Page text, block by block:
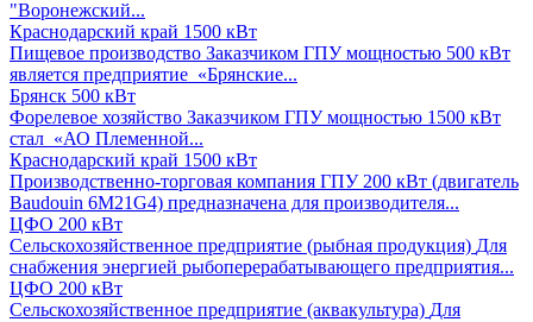
"Воронежский...
Краснодарский край 1500 кВт
Пищевое производство Заказчиком ГПУ мощностью 500 кВт
является предприятие «Брянские...
Брянск 500 кВт
Форелевое хозяйство Заказчиком ГПУ мощностью 1500 кВт
стал «АО Племенной...
Краснодарский край 1500 кВт
Производственно-торговая компания ГПУ 200 кВт (двигатель
Baudouin 6M21G4) предназначена для производителя...
ЦФО 200 кВт
Сельскохозяйственное предприятие (рыбная продукция) Для
снабжения энергией рыбоперерабатывающего предприятия...
ЦФО 200 кВт
Сельскохозяйственное предприятие (аквакультура) Для